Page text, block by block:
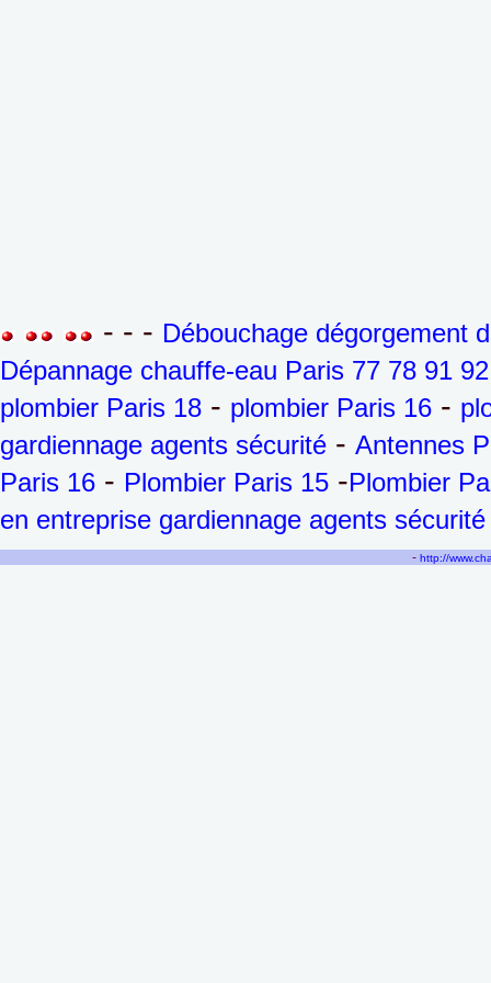
- - - Débouchage dégorgement
Dépannage chauffe-eau Paris 77 78 91
plombier Paris 18 - plombier Paris 16 -
gardiennage agents sécurité - Antennes
Paris 16 - Plombier Paris 15 -Plombier
en entreprise gardiennage agents sécurité
-http://